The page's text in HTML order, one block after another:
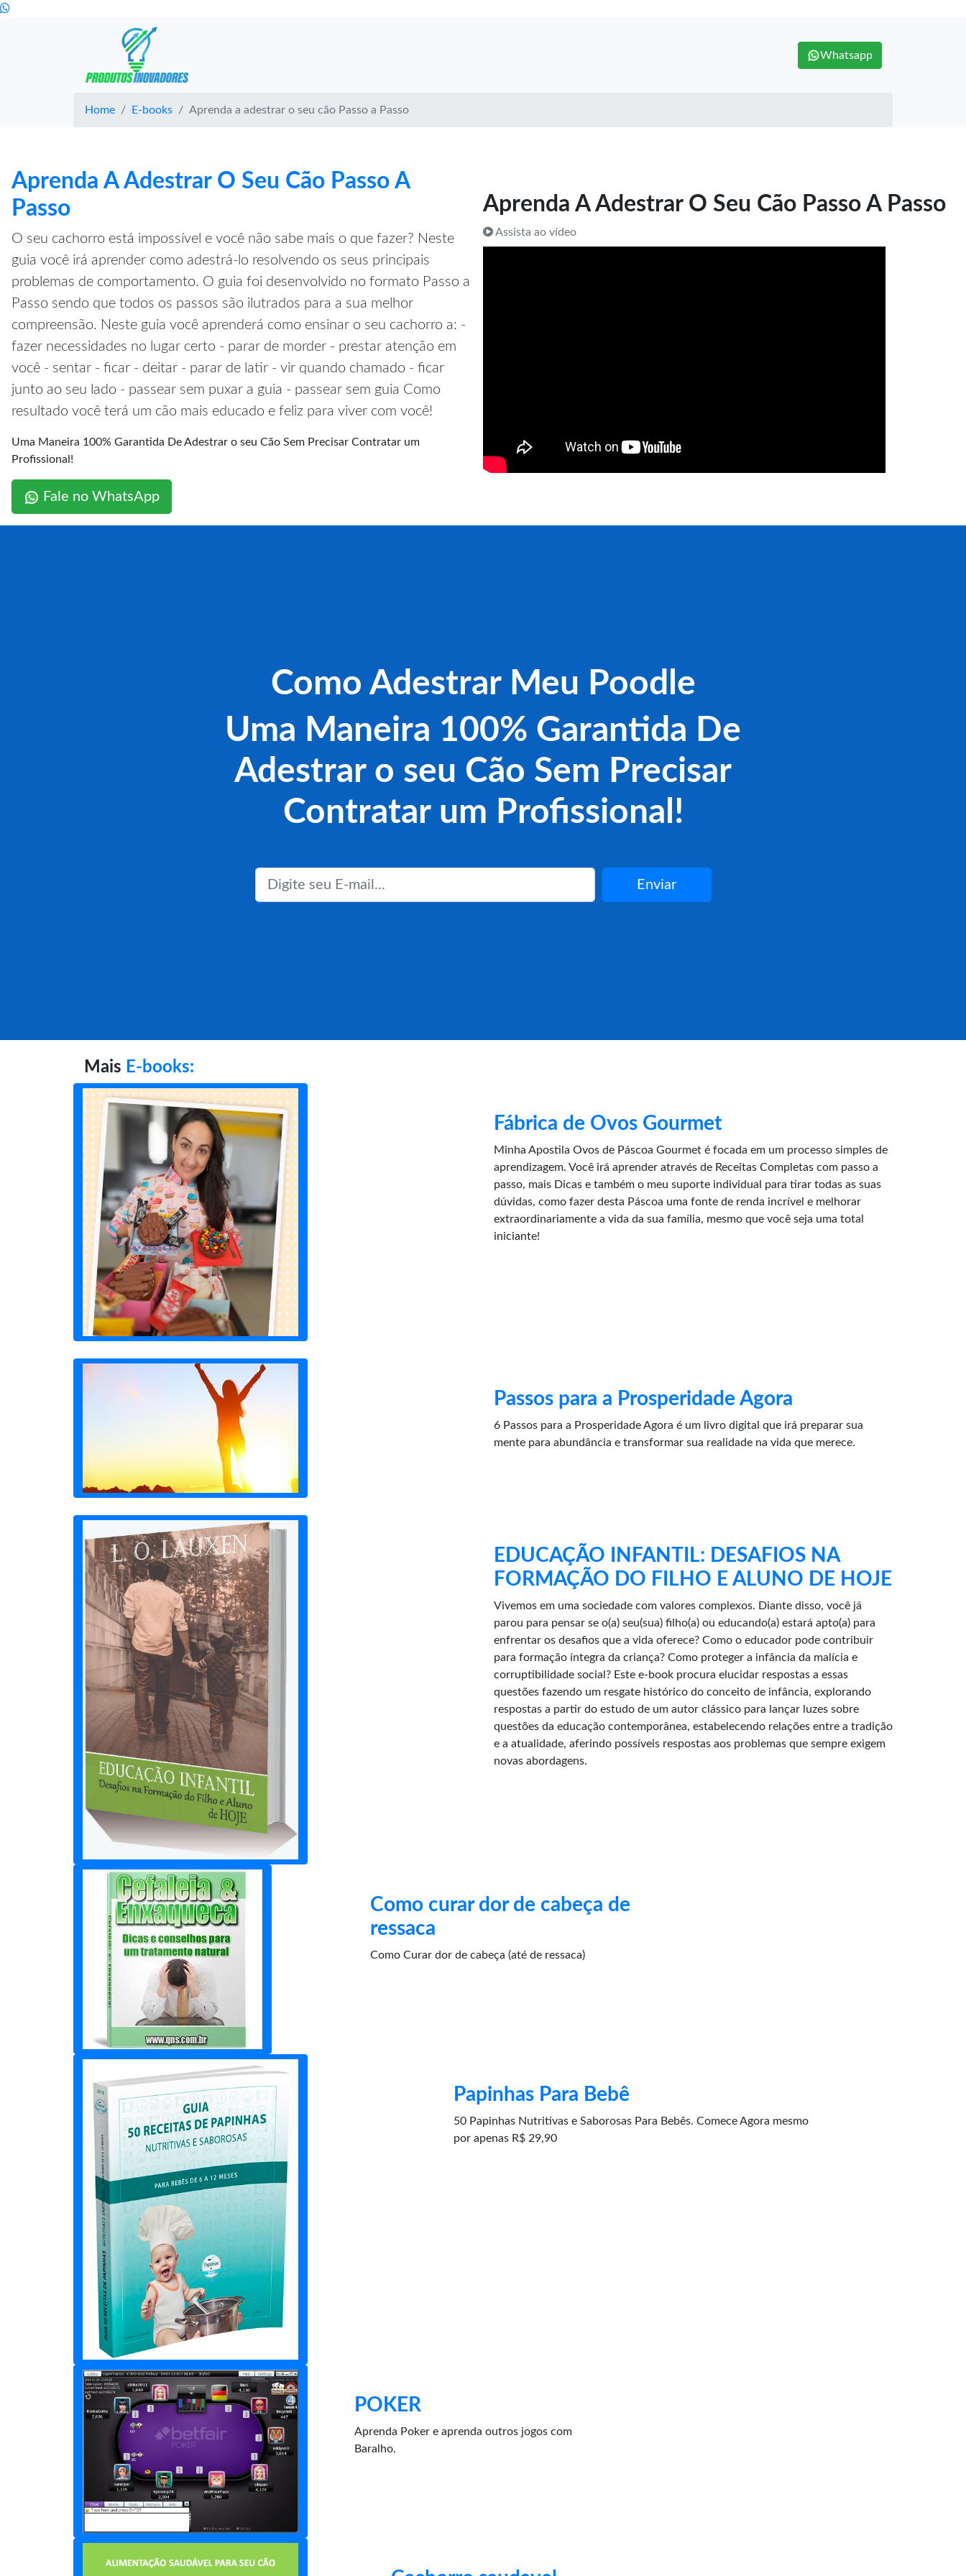
Whatsapp
Home E-books Aprenda a adestrar o seu cão Passo a Passo
Aprenda A Adestrar O Seu Cão Passo A Passo
Assista ao vídeo
Aprenda A Adestrar O Seu Cão Passo A
Passo
O seu cachorro está impossível e você não sabe mais o que fazer? Neste
guia você irá aprender como adestrá-lo resolvendo os seus principais
problemas de comportamento. O guia foi desenvolvido no formato Passo a
Passo sendo que todos os passos são ilutrados para a sua melhor
compreensão. Neste guia você aprenderá como ensinar o seu cachorro a: -
fazer necessidades no lugar certo - parar de morder - prestar atenção em
você - sentar - ficar - deitar - parar de latir - vir quando chamado - ficar
junto ao seu lado - passear sem puxar a guia - passear sem guia Como
resultado você terá um cão mais educado e feliz para viver com você!
Uma Maneira 100% Garantida De Adestrar o seu Cão Sem Precisar Contratar um
Profissional!
Fale no WhatsApp
Como Adestrar Meu Poodle
Uma Maneira 100% Garantida De
Adestrar o seu Cão Sem Precisar
Contratar um Profissional!
Enviar
Mais E-books:
Fábrica de Ovos Gourmet
Minha Apostila Ovos de Páscoa Gourmet é focada em um processo simples de
aprendizagem. Você irá aprender através de Receitas Completas com passo a
passo, mais Dicas e também o meu suporte individual para tirar todas as suas
dúvidas, como fazer desta Páscoa uma fonte de renda incrível e melhorar
extraordinariamente a vida da sua família, mesmo que você seja uma total
iniciante!
Passos para a Prosperidade Agora
6 Passos para a Prosperidade Agora é um livro digital que irá preparar sua
mente para abundância e transformar sua realidade na vida que merece.
EDUCAÇÃO INFANTIL: DESAFIOS NA
FORMAÇÃO DO FILHO E ALUNO DE HOJE
Vivemos em uma sociedade com valores complexos. Diante disso, você já
parou para pensar se o(a) seu(sua) filho(a) ou educando(a) estará apto(a) para
enfrentar os desafios que a vida oferece? Como o educador pode contribuir
para formação íntegra da criança? Como proteger a infância da malícia e
corruptibilidade social? Este e-book procura elucidar respostas a essas
questões fazendo um resgate histórico do conceito de infância, explorando
respostas a partir do estudo de um autor clássico para lançar luzes sobre
questões da educação contemporânea, estabelecendo relações entre a tradição
e a atualidade, aferindo possíveis respostas aos problemas que sempre exigem
novas abordagens.
Como curar dor de cabeça de
ressaca
Como Curar dor de cabeça (até de ressaca)
Papinhas Para Bebê
50 Papinhas Nutritivas e Saborosas Para Bebês. Comece Agora mesmo
por apenas R$ 29,90
POKER
Aprenda Poker e aprenda outros jogos com
Baralho.